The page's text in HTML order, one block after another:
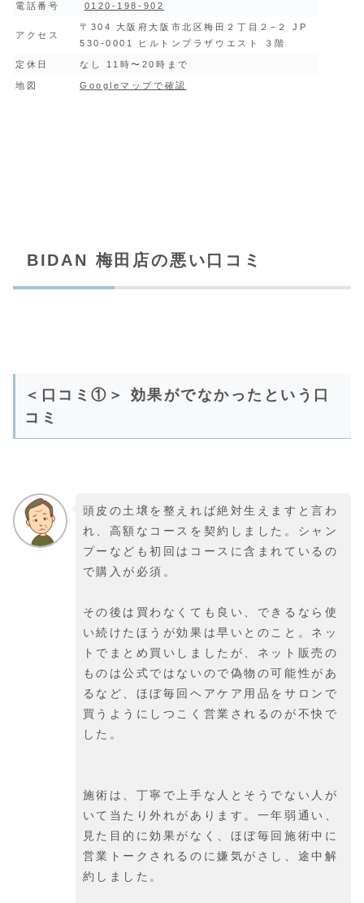
電話番号 0120-198-902
アクセス
〒304 大阪府大阪市北区梅田２丁目２−２ JP
530-0001 ヒルトンプラザウエスト ３階
定休日 なし 11時〜20時まで
地図 Googleマップで確認
BIDAN 梅田店の悪い口コミ
＜口コミ①＞ 効果がでなかったという口
コミ
頭皮の土壌を整えれば絶対生えますと言わ
れ、高額なコースを契約しました。シャン
プーなども初回はコースに含まれているの
で購入が必須。
その後は買わなくても良い、できるなら使
い続けたほうが効果は早いとのこと。ネッ
トでまとめ買いしましたが、ネット販売の
ものは公式ではないので偽物の可能性があ
るなど、ほぼ毎回ヘアケア用品をサロンで
買うようにしつこく営業されるのが不快で
した。
施術は、丁寧で上手な人とそうでない人が
いて当たり外れがあります。一年弱通い、
見た目的に効果がなく、ほぼ毎回施術中に
営業トークされるのに嫌気がさし、途中解
約しました。